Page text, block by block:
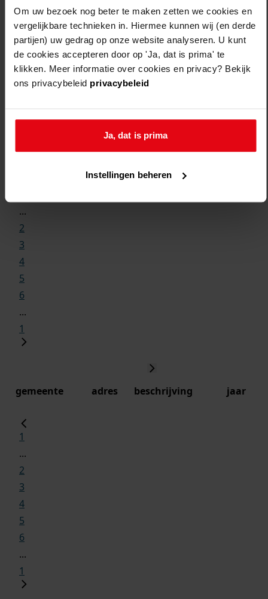
Om uw bezoek nog beter te maken zetten we cookies en
vergelijkbare technieken in. Hiermee kunnen wij (en derde
partijen) uw gedrag op onze website analyseren. U kunt
de cookies accepteren door op 'Ja, dat is prima' te
klikken. Meer informatie over cookies en privacy? Bekijk
ons privacybeleid privacybeleid
Ja, dat is prima
Instellingen beheren
...
2
3
4
5
6
...
1
gemeente adres beschrijving jaar
1
...
2
3
4
5
6
...
1